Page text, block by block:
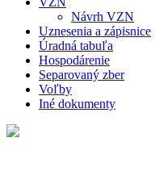
Návrh VZN
Uznesenia a zápisnice
Úradná tabuľa
Hospodárenie
Separovaný zber
Voľby
Iné dokumenty